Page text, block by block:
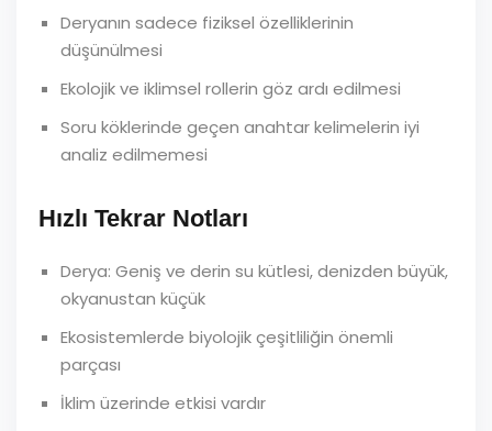
Deryanın sadece fiziksel özelliklerinin
düşünülmesi
Ekolojik ve iklimsel rollerin göz ardı edilmesi
Soru köklerinde geçen anahtar kelimelerin iyi
analiz edilmemesi
Hızlı Tekrar Notları
Derya: Geniş ve derin su kütlesi, denizden büyük,
okyanustan küçük
Ekosistemlerde biyolojik çeşitliliğin önemli
parçası
İklim üzerinde etkisi vardır